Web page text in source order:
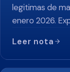
legitimas de
enero 2026.
Leer nota